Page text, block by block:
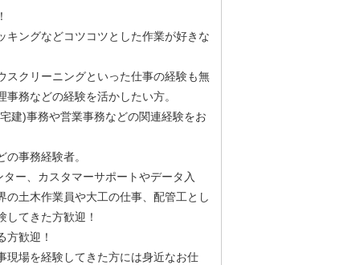
キングなどコツコツとした作業が好きな
スクリーニングといった仕事の経験も無
務などの経験を活かしたい方。
建)事務や営業事務などの関連経験をお
事務経験者。
ー、カスタマーサポートやデータ入
土木作業員や大工の仕事、配管工とし
てきた方歓迎！
方歓迎！
現場を経験してきた方には身近なお仕